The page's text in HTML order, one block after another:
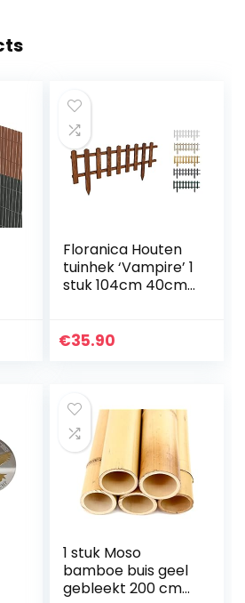
Floranica Houten
tuinhek ‘Vampire’ 1
stuk 104cm 40cm
grenen hekwerk
€35.90
1 stuk Moso
bamboe buis geel
gebleekt 200 cm